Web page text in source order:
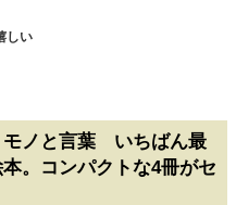
しい
モノと言葉 いちばん最
。コンパクトな4冊がセ